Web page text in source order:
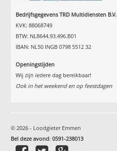
Bedrijfsgegevens TRD Multidiensten B.V.
KVK: 88068749
BTW: NL8644.93.496.B01
IBAN: NL50 INGB 0798 5512 32
Openingstijden
Wij zijn iedere dag bereikbaar!
Ook in het weekend en op feestdagen
© 2026 - Loodgieter Emmen
Bel deze avond:0591-238013